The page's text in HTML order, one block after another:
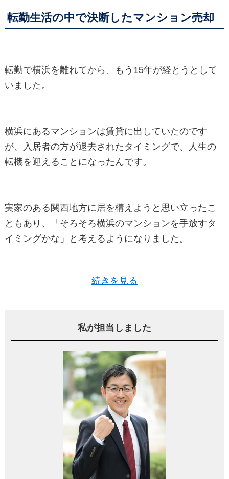
転勤生活の中で決断したマンション売却
転勤で横浜を離れてから、もう15年が経とうとして
いました。
横浜にあるマンションは賃貸に出していたのです
が、入居者の方が退去されたタイミングで、人生の
転機を迎えることになったんです。
実家のある関西地方に居を構えようと思い立ったこ
ともあり、「そろそろ横浜のマンションを手放すタ
イミングかな」と考えるようになりました。
築20年程の物件でしたし、立地も悪くなかったの
大手不動産会社での専任媒介契約でスタ
売却を決めたものの、遠方に住んでいる状況だった
ので、まずは名前の知られた大手の不動産会社にお
続きを見る
私が担当しました